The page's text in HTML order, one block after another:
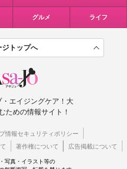
グルメ ライフ
ジトップへ
エイジングケア！大
ための情報サイト！
情報セキュリティポリシー
著作権について 広告掲載について
写真・イラスト等の